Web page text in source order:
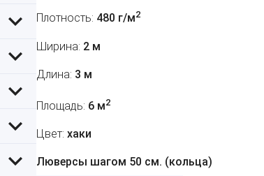
Плотность: 480 г/м2
Ширина: 2 м
Длина: 3 м
Площадь: 6 м2
Цвет: хаки
Люверсы шагом 50 см. (кольца)